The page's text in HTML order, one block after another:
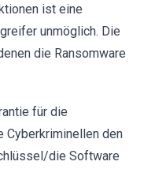
ist eine
unmöglich. Die
die Ransomware
für die
Cyberkriminellen den
die Software